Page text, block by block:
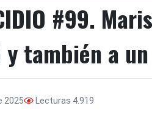
#99.
también a
2025 Lecturas 4.919